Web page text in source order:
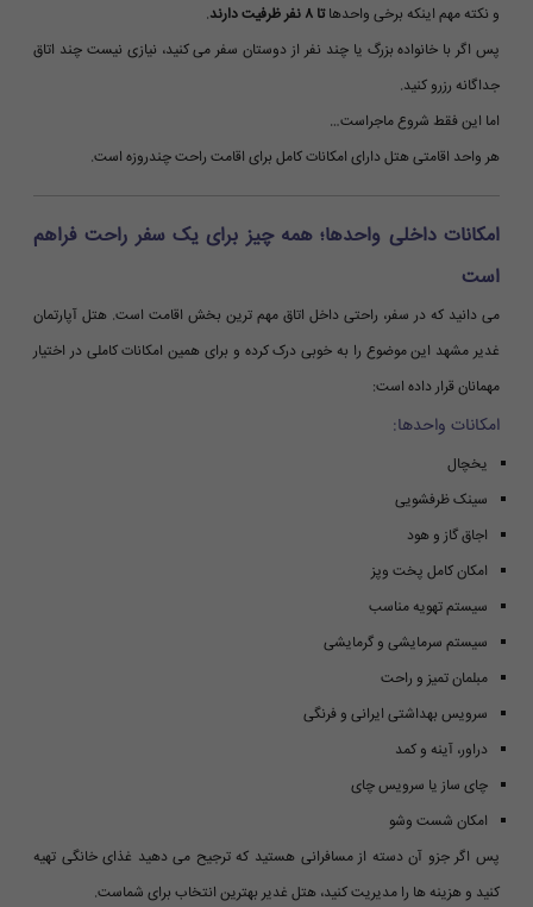
و نکته مهم اینکه برخی واحدهاتا ۸ نفر ظرفیت دارند
.
پس اگر با خانواده بزرگ یا چند نفر از دوستان سفر می کنید، نیازی نیست چند اتاق
جداگانه رزرو کنید.
اما این فقط شروع ماجراست…
هر واحد اقامتی هتل دارای امکانات کامل برای اقامت راحت چندروزه است.
امکانات داخلی واحدها؛ همه چیز برای یک سفر راحت فراهم
است
می دانید که در سفر، راحتی داخل اتاق مهم ترین بخش اقامت است. هتل آپارتمان
غدیر مشهد این موضوع را به خوبی درک کرده و برای همین امکانات کاملی در اختیار
مهمانان قرار داده است:
امکانات واحدها:
یخچال
سینک ظرفشویی
اجاق گاز و هود
امکان کامل پخت وپز
سیستم تهویه مناسب
سیستم سرمایشی و گرمایشی
مبلمان تمیز و راحت
سرویس بهداشتی ایرانی و فرنگی
دراور، آینه و کمد
چای ساز یا سرویس چای
امکان شست وشو
پس اگر جزو آن دسته از مسافرانی هستید که ترجیح می دهید غذای خانگی تهیه
کنید و هزینه ها را مدیریت کنید، هتل غدیر بهترین انتخاب برای شماست.